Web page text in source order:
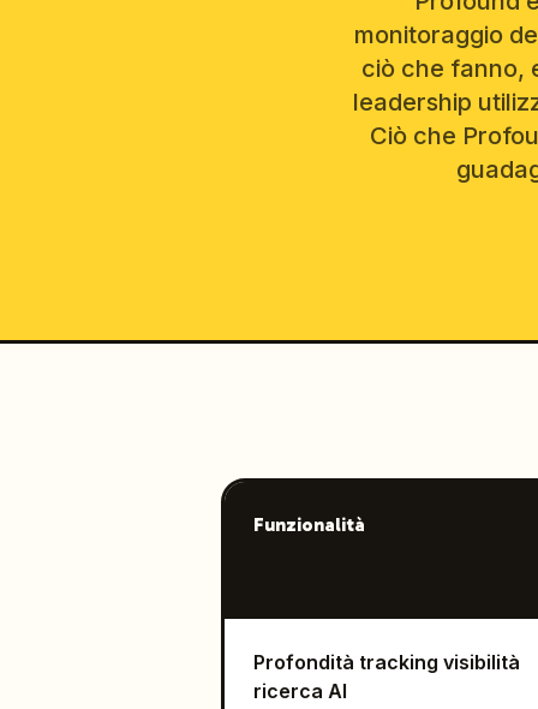
monitoraggio
ciò che fanno,
leadership
Ciò che
Funzionalità
Profondità tracking visibilità
ricerca AI